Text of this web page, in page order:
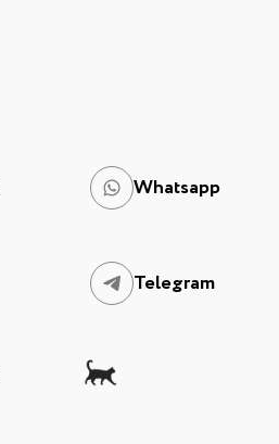
Whatsapp
Telegram